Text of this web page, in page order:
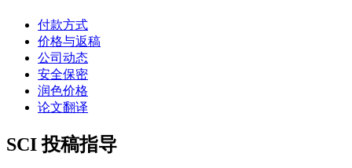
付款方式
价格与返稿
公司动态
安全保密
润色价格
论文翻译
SCI 投稿指导